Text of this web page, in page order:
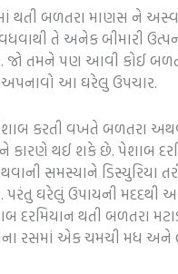
થતી બળતરા માણસ ને
તે અનેક બીમારી
જો તમને પણ આવી કોઈ
અપનાવો આ ઘરેલુ ઉપચાર.
કરતી વખતે બળતરા
થઈ શકે છે. પેશાબ
સમસ્યાને ડિસ્યુરિયા
ઘરેલું ઉપાયની મદદથી
દરમિયાન થતી બળતરા
રસમાં એક ચમચી મધ અને